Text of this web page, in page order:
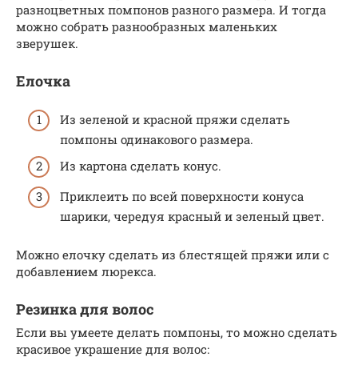
разноцветных помпонов разного размера. И тогда
можно собрать разнообразных маленьких
зверушек.
Елочка
Из зеленой и красной пряжи сделать
помпоны одинакового размера.
Из картона сделать конус.
Приклеить по всей поверхности конуса
шарики, чередуя красный и зеленый цвет.
Можно елочку сделать из блестящей пряжи или с
добавлением люрекса.
Резинка для волос
Если вы умеете делать помпоны, то можно сделать
красивое украшение для волос: